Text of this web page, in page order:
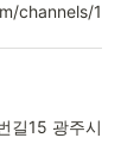
channels/1
길15 광주시